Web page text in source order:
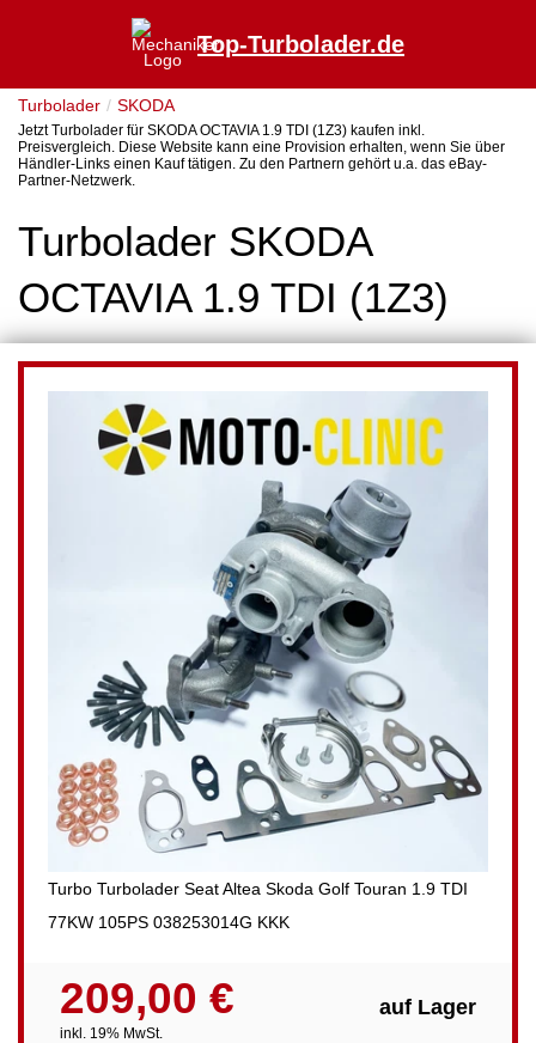
Top-Turbolader.de
Turbolader SKODA
Jetzt Turbolader für SKODA OCTAVIA 1.9 TDI (1Z3) kaufen inkl.
Preisvergleich. Diese Website kann eine Provision erhalten, wenn Sie über
Händler-Links einen Kauf tätigen. Zu den Partnern gehört u.a. das eBay-
Partner-Netzwerk.
Turbolader SKODA
OCTAVIA 1.9 TDI (1Z3)
Turbo Turbolader Seat Altea Skoda Golf Touran 1.9 TDI
77KW 105PS 038253014G KKK
209,00 €
inkl. 19% MwSt.
auf Lager